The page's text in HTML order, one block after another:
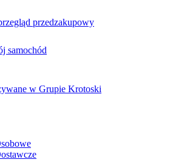
przedzakupowy
samochód
w Grupie Krotoski